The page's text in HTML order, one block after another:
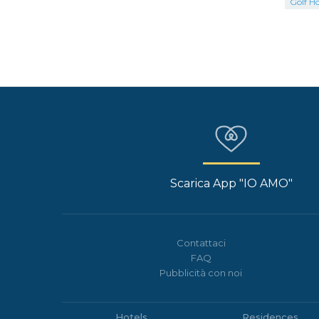
Scarica App "IO AMO"
Contattaci
FAQ
Pubblicità con noi